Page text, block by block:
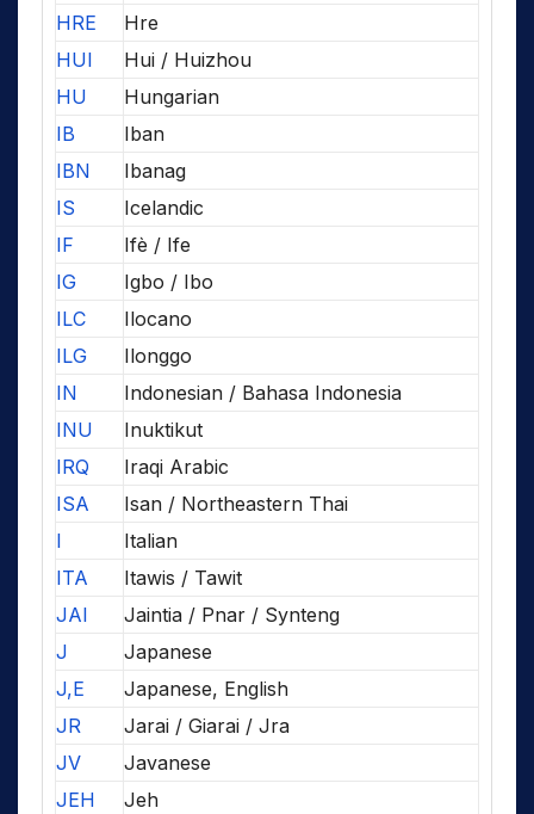
HRE
Hre
HUI
Hui / Huizhou
HU
Hungarian
IB
Iban
IBN
Ibanag
IS
Icelandic
IF
Ifè / Ife
IG
Igbo / Ibo
ILC
Ilocano
ILG
Ilonggo
IN
Indonesian / Bahasa Indonesia
INU
Inuktikut
IRQ
Iraqi Arabic
ISA
Isan / Northeastern Thai
I
Italian
ITA
Itawis / Tawit
JAI
Jaintia / Pnar / Synteng
J
Japanese
J,E
Japanese, English
JR
Jarai / Giarai / Jra
JV
Javanese
JEH
Jeh